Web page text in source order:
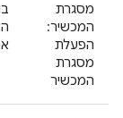
מסגרת
המכשיר:
הפעלת
מסגרת
המכשיר